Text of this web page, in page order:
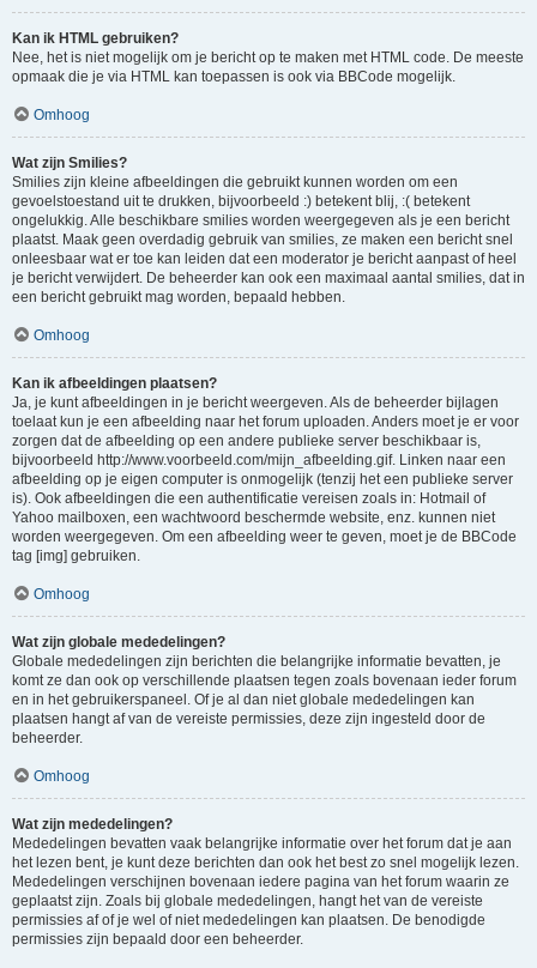
Kan ik HTML gebruiken?
Nee, het is niet mogelijk om je bericht op te maken met HTML code. De meeste
opmaak die je via HTML kan toepassen is ook via BBCode mogelijk.
Omhoog
Wat zijn Smilies?
Smilies zijn kleine afbeeldingen die gebruikt kunnen worden om een
gevoelstoestand uit te drukken, bijvoorbeeld :) betekent blij, :( betekent
ongelukkig. Alle beschikbare smilies worden weergegeven als je een bericht
plaatst. Maak geen overdadig gebruik van smilies, ze maken een bericht snel
onleesbaar wat er toe kan leiden dat een moderator je bericht aanpast of heel
je bericht verwijdert. De beheerder kan ook een maximaal aantal smilies, dat in
een bericht gebruikt mag worden, bepaald hebben.
Omhoog
Kan ik afbeeldingen plaatsen?
Ja, je kunt afbeeldingen in je bericht weergeven. Als de beheerder bijlagen
toelaat kun je een afbeelding naar het forum uploaden. Anders moet je er voor
zorgen dat de afbeelding op een andere publieke server beschikbaar is,
bijvoorbeeld http://www.voorbeeld.com/mijn_afbeelding.gif. Linken naar een
afbeelding op je eigen computer is onmogelijk (tenzij het een publieke server
is). Ook afbeeldingen die een authentificatie vereisen zoals in: Hotmail of
Yahoo mailboxen, een wachtwoord beschermde website, enz. kunnen niet
worden weergegeven. Om een afbeelding weer te geven, moet je de BBCode
tag [img] gebruiken.
Omhoog
Wat zijn globale mededelingen?
Globale mededelingen zijn berichten die belangrijke informatie bevatten, je
komt ze dan ook op verschillende plaatsen tegen zoals bovenaan ieder forum
en in het gebruikerspaneel. Of je al dan niet globale mededelingen kan
plaatsen hangt af van de vereiste permissies, deze zijn ingesteld door de
beheerder.
Omhoog
Wat zijn mededelingen?
Mededelingen bevatten vaak belangrijke informatie over het forum dat je aan
het lezen bent, je kunt deze berichten dan ook het best zo snel mogelijk lezen.
Mededelingen verschijnen bovenaan iedere pagina van het forum waarin ze
geplaatst zijn. Zoals bij globale mededelingen, hangt het van de vereiste
permissies af of je wel of niet mededelingen kan plaatsen. De benodigde
permissies zijn bepaald door een beheerder.